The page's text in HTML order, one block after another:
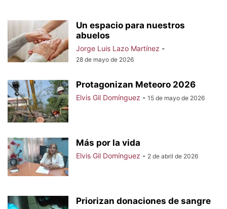
Un espacio para nuestros
abuelos
Jorge Luis Lazo Martínez -
28 de mayo de 2026
Protagonizan Meteoro 2026
Elvis Gil Domínguez - 15 de mayo de 2026
Más por la vida
Elvis Gil Domínguez - 2 de abril de 2026
Priorizan donaciones de sangre